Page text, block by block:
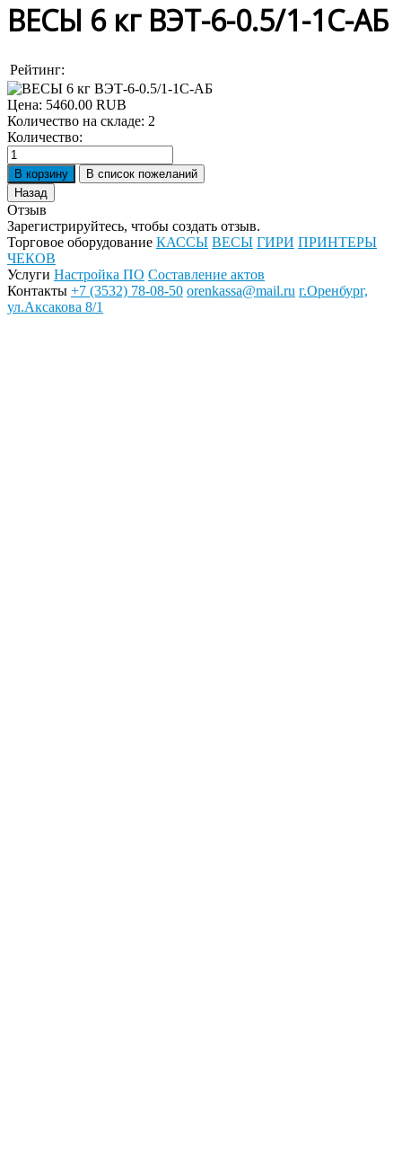
ВЕСЫ 6 кг ВЭТ-6-0.5/1-1С-АБ
Рейтинг:
Цена: 5460.00 RUB
Количество на складе: 2
Количество:
Отзыв
Зарегистрируйтесь, чтобы создать отзыв.
Торговое оборудование КАССЫ ВЕСЫ ГИРИ ПРИНТЕРЫ
ЧЕКОВ
Услуги Настройка ПО Составление актов
Контакты +7 (3532) 78-08-50 orenkassa@mail.ru г.Оренбург,
ул.Аксакова 8/1